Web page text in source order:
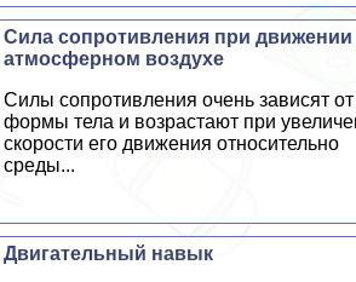
Сила сопротивления при движении
атмосферном воздухе
Силы сопротивления очень зависят от
формы тела и возрастают при
скорости его движения относительно
среды...
Двигательный навык